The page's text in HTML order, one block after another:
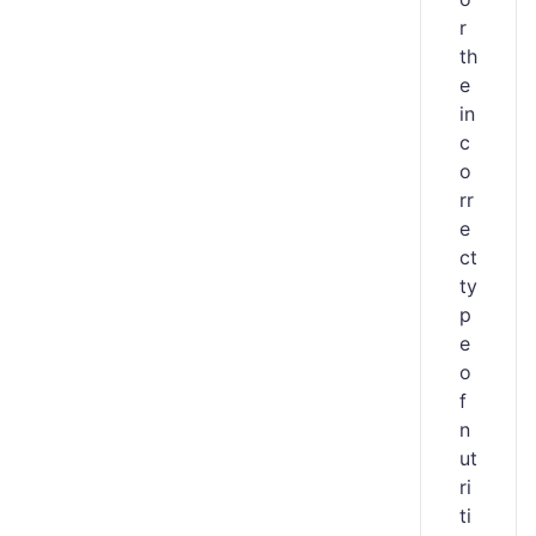
r
th
e
in
c
o
rr
e
ct
ty
p
e
o
f
n
ut
ri
ti